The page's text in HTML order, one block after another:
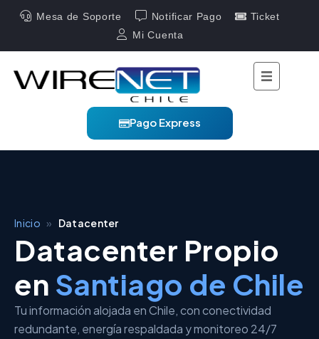
Mesa de Soporte Notificar Pago
Ticket
Mi Cuenta
Pago Express
Inicio » Datacenter
Datacenter Propio
en Santiago de Chile
Tu información alojada en Chile, con conectividad
redundante, energía respaldada y monitoreo 24/7